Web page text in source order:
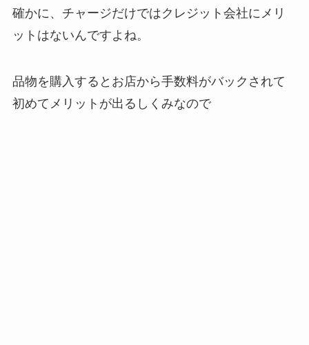
確かに、チャージだけではクレジット会社にメリ
ットはないんですよね。
品物を購入するとお店から手数料がバックされて
初めてメリットが出るしくみなので